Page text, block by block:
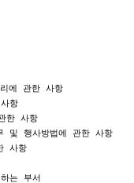
에 관한 사항
항
한 사항
및 행사방법에 관한 사항
사항
는 부서